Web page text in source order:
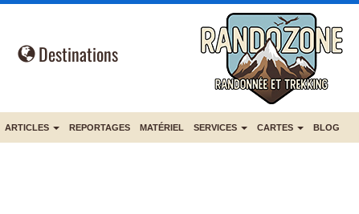
Destinations
ARTICLES REPORTAGES MATÉRIEL SERVICES CARTES BLOG